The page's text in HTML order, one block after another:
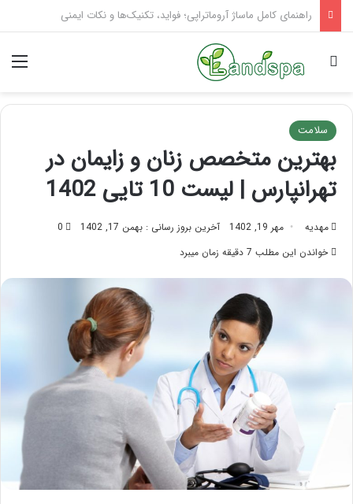
تاثیر ماساژ بر افسردگی؛ با ماساژ درمانی افسردگی را درمان کنید!
جستجو برای
سلامت
بهترین متخصص زنان و زایمان در
تهرانپارس | لیست 10 تایی 1402
مهدیه مهر 19, 1402 آخرین بروز رسانی : بهمن 17, 1402
0
خواندن این مطلب 7 دقیقه زمان میبرد